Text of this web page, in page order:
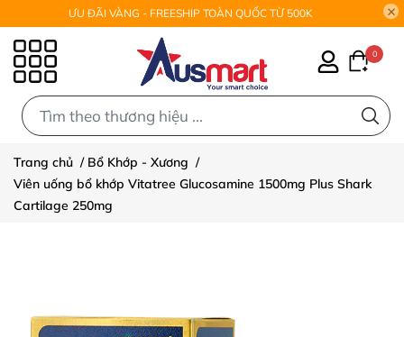
ƯU ĐÃI VÀNG - FREESHIP TOÀN QUỐC TỪ 500K
0
Trang chủ / Bổ Khớp - Xương /
Viên uống bổ khớp Vitatree Glucosamine 1500mg Plus Shark
Cartilage 250mg